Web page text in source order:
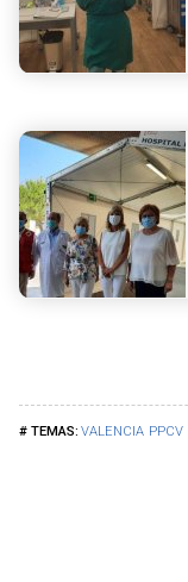
VALENCIA PPCV